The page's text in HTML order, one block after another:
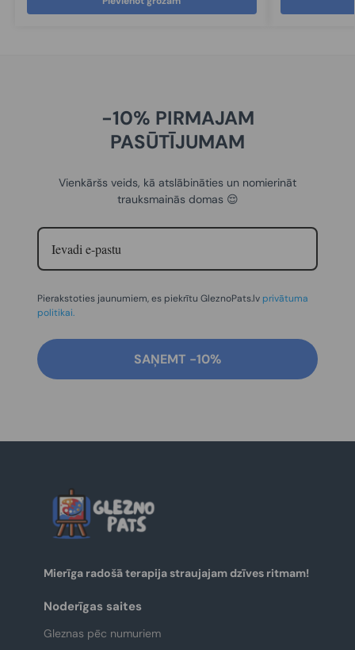
-10% PIRMAJAM
PASŪTĪJUMAM
Vienkāršs veids, kā atslābināties un nomierināt
trauksmainās domas 😌
Pierakstoties jaunumiem, es piekrītu GleznoPats.lv privātuma
politikai.
SAŅEMT -10%
Mierīga radošā terapija straujajam dzīves ritmam!
Noderīgas saites
Gleznas pēc numuriem